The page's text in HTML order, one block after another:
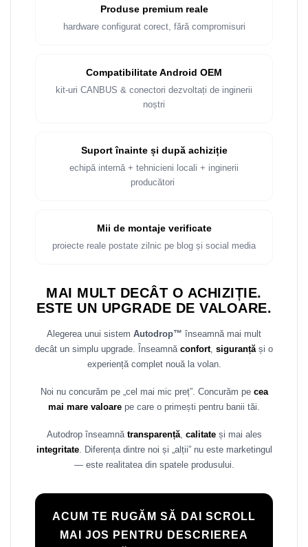
Produse premium reale
hardware configurat corect, fără compromisuri
Compatibilitate Android OEM
kit-uri CANBUS & conectori dezvoltați de inginerii
noștri
Suport înainte și după achiziție
echipă internă + tehnicieni locali + inginerii
producători
Mii de montaje verificate
proiecte reale postate zilnic pe blog și social media
MAI MULT DECÂT O ACHIZIȚIE.
ESTE UN UPGRADE DE VALOARE.
Alegerea unui sistem Autodrop™ înseamnă mai mult
decât un simplu upgrade. Înseamnă confort, siguranțăși o
experiență complet nouă la volan.
Noi nu concurăm pe „cel mai mic preț”. Concurăm pe cea
mai mare valoare pe care o primești pentru banii tăi.
Autodrop înseamnă transparență, calitateși mai ales
integritate. Diferența dintre noi și „alții” nu este marketingul
— este realitatea din spatele produsului.
ACUM TE RUGĂM SĂ DAI SCROLL
MAI JOS PENTRU DESCRIEREA